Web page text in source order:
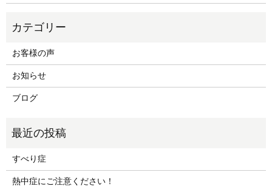
お客様の声
お知らせ
ブログ
すべり症
熱中症にご注意ください！